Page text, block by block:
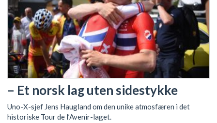
– Et norsk lag uten sidestykke
Uno-X-sjef Jens Haugland om den unike atmosfæren i det
historiske Tour de l’Avenir-laget.